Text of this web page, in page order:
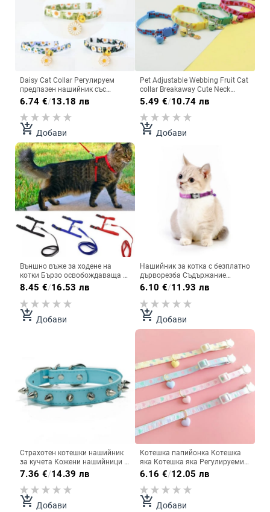
Daisy Cat Collar Регулируем
предпазен нашийник със
звънче Колие за котка Кученце
Малко куче Форма на цвете
Аксесоари за домашни
любимци Консумативи
6.74 €/13.18 лв
add_shopping_cart Добави
Pet Adjustable Webbing Fruit Cat
collar Breakaway Cute Neck
Collar with Bell for Small Dogs
Puppy Kitten Stuff Things
Products
5.49 €/10.74 лв
add_shopping_cart Добави
Външно въже за ходене на
котки Бързо освобождаваща се
катарама Найлонова котешка
верига Каишка за гърди
Каишка за домашни любимци
Регулируем колан за яка за
котки Колан за оглавник
8.45 €/16.53 лв
add_shopping_cart Добави
Нашийник за котка с безплатно
дърворезба Съдържание
Нощно отразяващо найлоново
въже за котки Нашийник за
котки против изгубен домашен
любимец
6.10 €/11.93 лв
add_shopping_cart Добави
Страхотен котешки нашийник
за кучета Кожени нашийници с
шипове за малки средни
цветни домашни любимци
Колие Кучета Котки Каишка за
врата Продукти за домашни
любимци
7.36 €/14.39 лв
add_shopping_cart Добави
Котешка папийонка Котешка
яка Котешка яка Регулируеми
нашийници за кученца
Закопчалка Коте Колие Сладко
домакинство Доставки за
декорация на домашни
любимци Аксесоари за котки
6.16 €/12.05 лв
add_shopping_cart Добави